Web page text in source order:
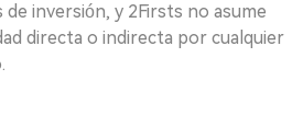
inversión, y 2Firsts no asume
directa o indirecta por cualquier